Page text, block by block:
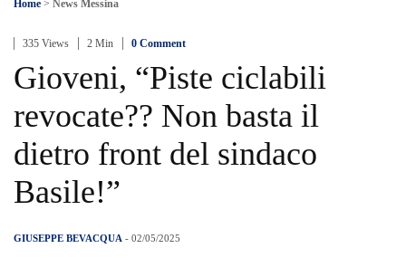
Home > News Messina
335 Views 2 Min 0 Comment
Gioveni, “Piste ciclabili
revocate?? Non basta il
dietro front del sindaco
Basile!”
GIUSEPPE BEVACQUA - 02/05/2025